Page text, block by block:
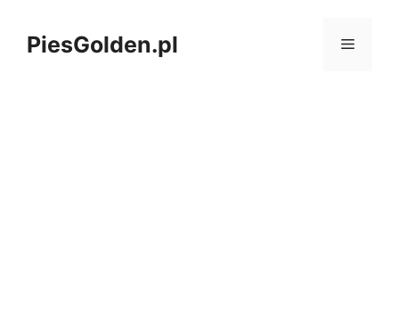
treściPiesGolden.pl MENU